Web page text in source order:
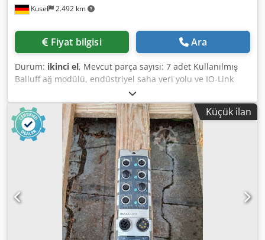
Kusel 2.492 km
Fiyat bilgisi Ara
Durum: ikinci el, Mevcut parça sayısı: 7 adet Kullanılmış
Balluff ağ modülü, endüstriyel saha veri yolu ve IO-Link
sistemleri için. Üretici: Balluff Ürün tipi: Ağ modülü Model:
BNI006C 1846HU Kullanım alanı: Endüstriyel otomasyon
İletişim: Endüstriyel Ethernet / Saha veri yolu Bağlantı türü:
M12 Montaj türü: Saha montajı Koruma sınıfı: IP67 Uygun
olduğu alanlar: Sensör ve aktüatör bağlantısı Csdpfx Akozr
T Upsverf Durum: Kullanılmış
Küçük ilan